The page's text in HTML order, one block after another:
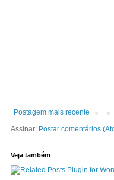
Postagem mais recente
Assinar: Postar comentários
Veja também